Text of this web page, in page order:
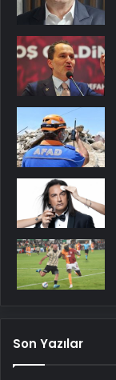
Son Yazılar